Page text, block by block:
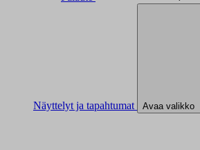
Näyttelyt ja tapahtumat Avaa valikko